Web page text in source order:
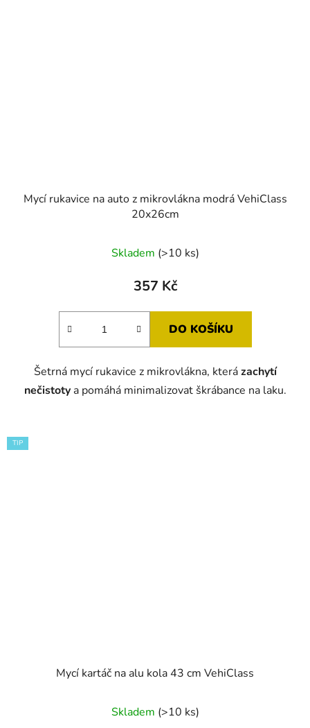
Mycí rukavice na auto z mikrovlákna modrá VehiClass
20x26cm
hodnocení
produktu
5,0
hvězdiček.
Skladem (>10 ks)
357 Kč
DO KOŠÍKU
Šetrná mycí rukavice z mikrovlákna, která zachytí
nečistoty a pomáhá minimalizovat škrábance na laku.
TIP
Mycí kartáč na alu kola 43 cm VehiClass
Skladem (>10 ks)